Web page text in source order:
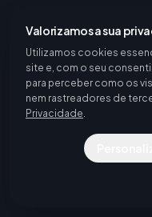
Valorizamos a sua
Utilizamos cookies
site e, com o seu
para perceber como os
nem rastreadores de
Privacidade.
Serviços de
Contratar estagiários
Cursos de línguas